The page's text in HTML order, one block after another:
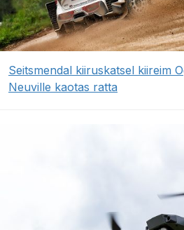
Seitsmendal kiiruskatsel kiireim
Neuville kaotas ratta